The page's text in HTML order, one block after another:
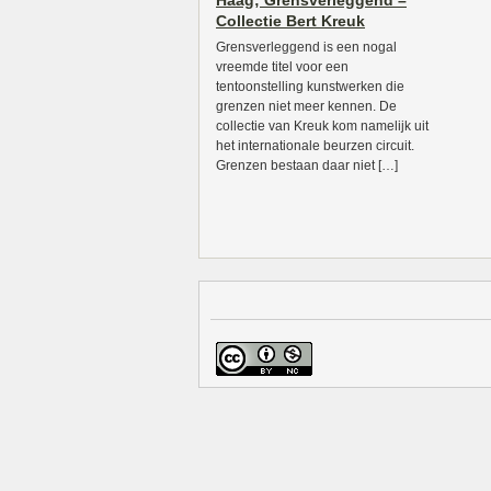
Collectie Bert Kreuk
Grensverleggend is een nogal
vreemde titel voor een
tentoonstelling kunstwerken die
grenzen niet meer kennen. De
collectie van Kreuk kom namelijk uit
het internationale beurzen circuit.
Grenzen bestaan daar niet […]